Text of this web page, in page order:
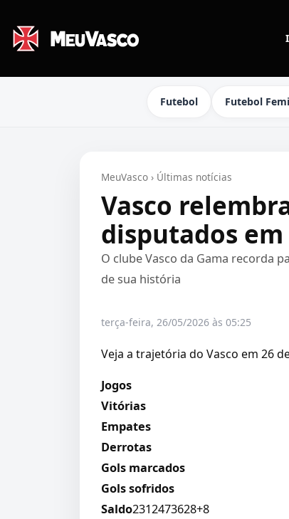
Futebol Futebol
MeuVasco › Últimas notícias
Vasco
disputados
O clube Vasco da Gama recorda
de sua história
terça-feira, 26/05/2026 às 05:25
Veja a trajetória do Vasco em 26
Jogos
Vitórias
Empates
Derrotas
Gols marcados
Gols sofridos
Saldo2312473628+8